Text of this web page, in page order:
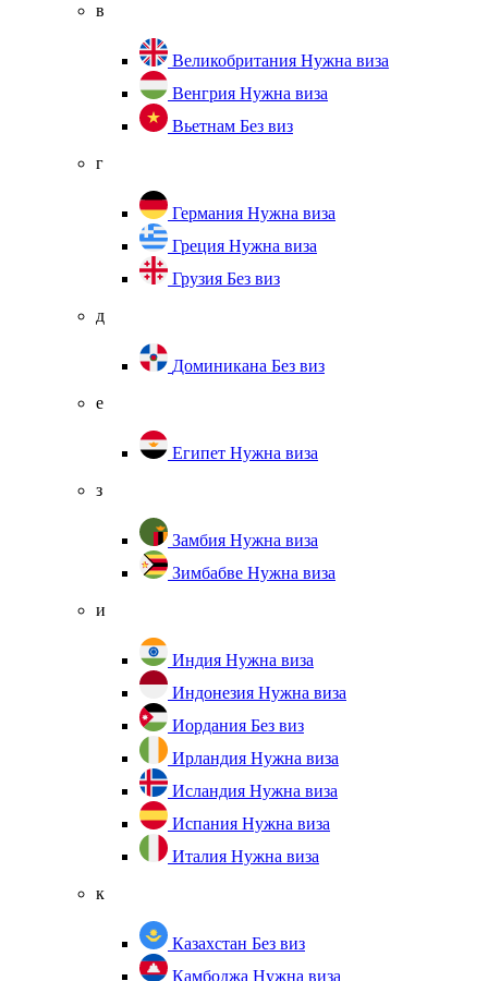
в
Великобритания Нужна виза
Венгрия Нужна виза
Вьетнам Без виз
г
Германия Нужна виза
Греция Нужна виза
Грузия Без виз
д
Доминикана Без виз
е
Египет Нужна виза
з
Замбия Нужна виза
Зимбабве Нужна виза
и
Индия Нужна виза
Индонезия Нужна виза
Иордания Без виз
Ирландия Нужна виза
Исландия Нужна виза
Испания Нужна виза
Италия Нужна виза
к
Казахстан Без виз
Камбоджа Нужна виза